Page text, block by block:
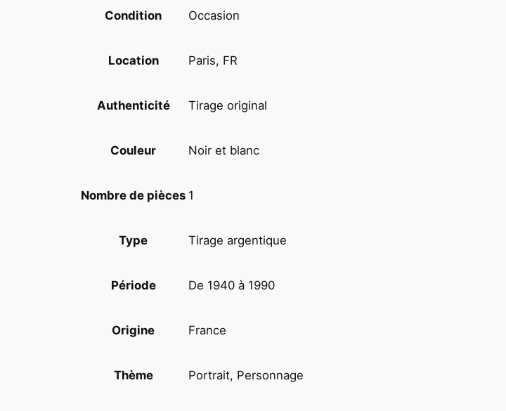
Condition Occasion
Location Paris, FR
Authenticité Tirage original
Couleur Noir et blanc
Nombre de pièces 1
Type Tirage argentique
Période De 1940 à 1990
Origine France
Thème Portrait, Personnage